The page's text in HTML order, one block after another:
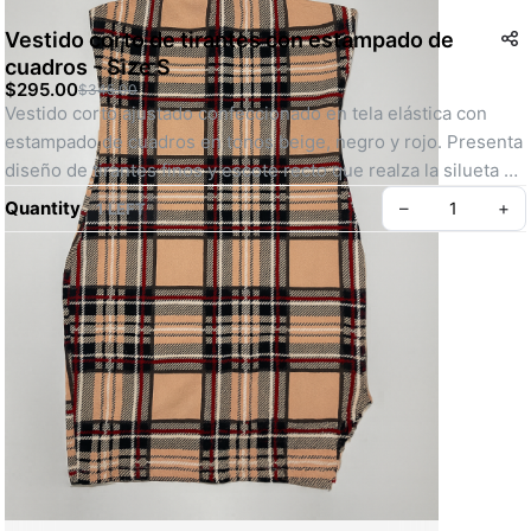
Vestido corto de tirantes con estampado de
cuadros - Size S
$295.00$345.00
Vestido corto ajustado confeccionado en tela elástica con
estampado de cuadros en tonos beige, negro y rojo. Presenta
diseño de tirantes finos y escote recto que realza la silueta de
manera sencilla y moderna. Una prenda versátil y llamativa,
ideal para salidas casuales o looks de noche con un aire
juvenil y chic.
SKU: BD00033
Quantity 1 LEFT – +
Create your Take App